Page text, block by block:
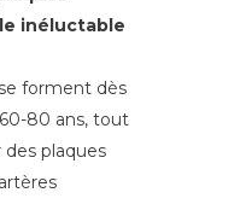
inéluctable
forment dès
80 ans, tout
plaques